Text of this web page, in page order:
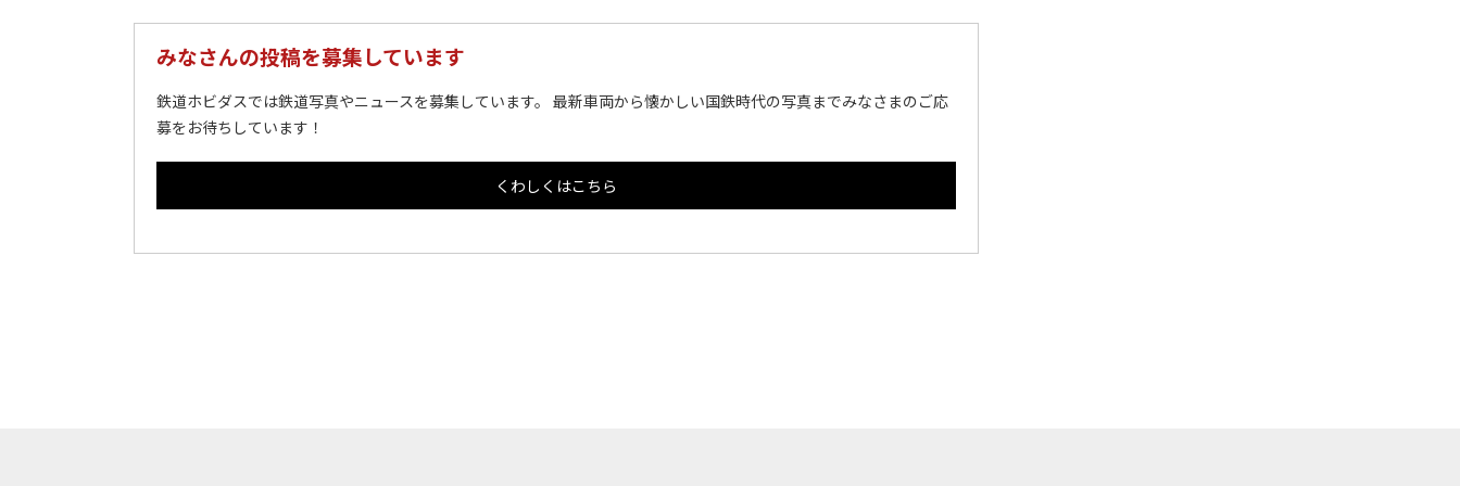
みなさんの投稿を募集しています
鉄道ホビダスでは鉄道写真やニュースを募集しています。 最新車両から懐かしい国鉄時代の写真までみなさまのご応
募をお待ちしています！
くわしくはこちら